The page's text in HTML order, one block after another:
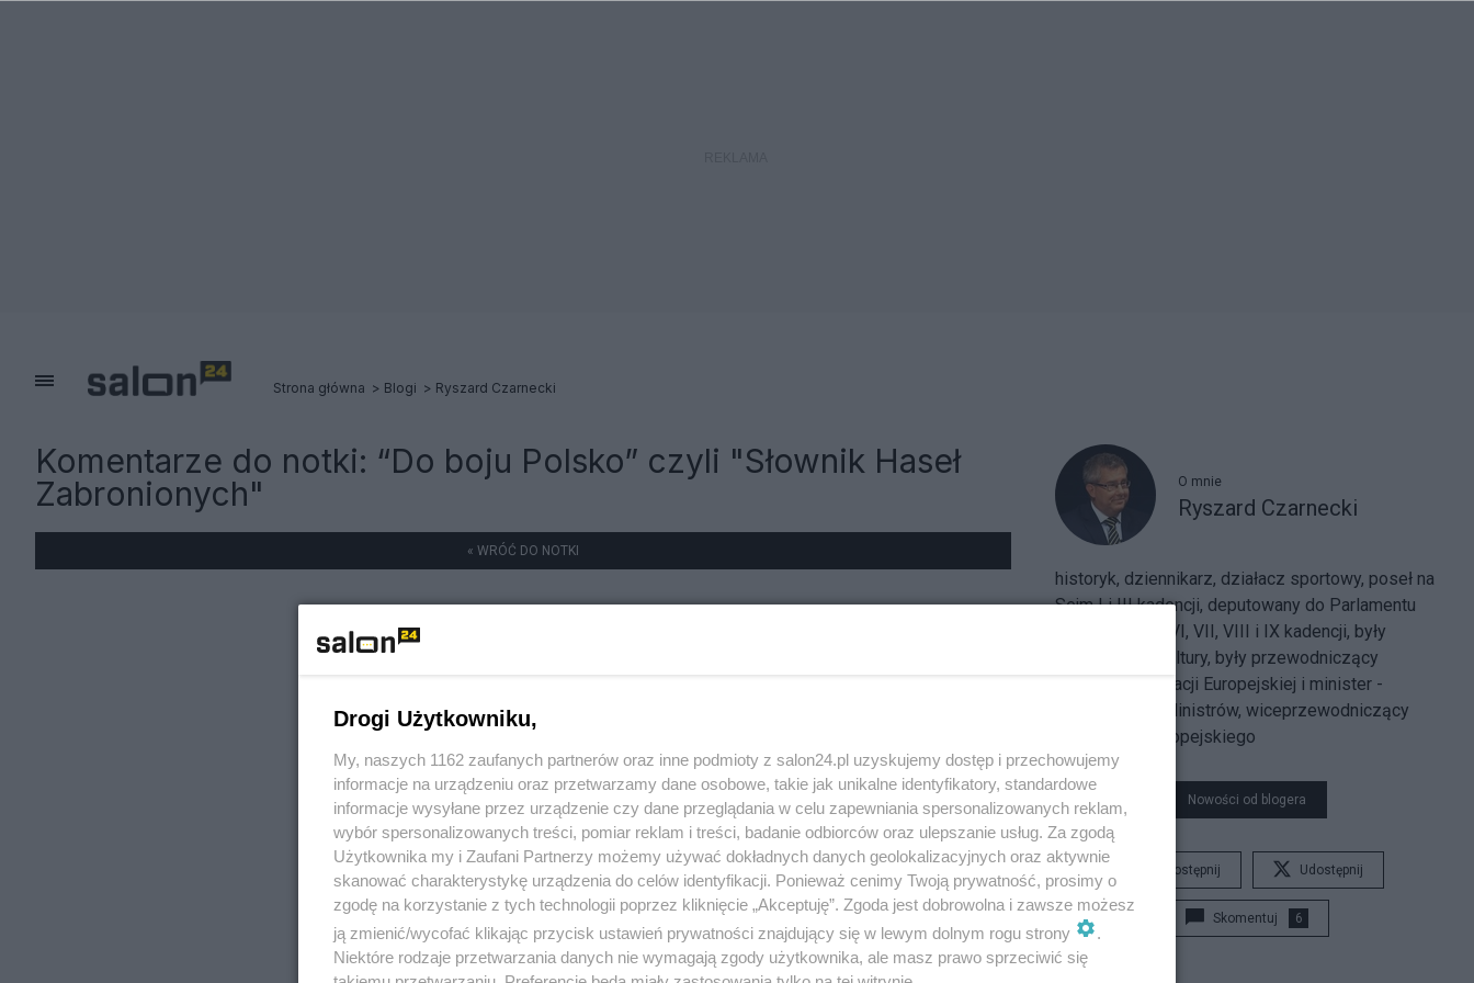
Strona główna Blogi Ryszard Czarnecki
Komentarze do notki: “Do boju Polsko” czyli "Słownik Haseł
Zabronionych"
« WRÓĆ DO NOTKI
O mnie
Ryszard Czarnecki
historyk, dziennikarz, działacz sportowy, poseł na
Sejm I i III kadencji, deputowany do Parlamentu
Europejskiego VI, VII, VIII i IX kadencji, były
wiceminister kultury, były przewodniczący
Komitetu Integracji Europejskiej i minister -
członek Rady Ministrów, wiceprzewodniczący
Parlamentu Europejskiego
Nowości od blogera
Udostępnij Udostępnij
Skomentuj 6
Drogi Użytkowniku,
My, naszych 1162 zaufanych partnerów oraz inne podmioty z salon24.pl uzyskujemy dostęp i przechowujemy
informacje na urządzeniu oraz przetwarzamy dane osobowe, takie jak unikalne identyfikatory, standardowe
informacje wysyłane przez urządzenie czy dane przeglądania w celu zapewniania spersonalizowanych reklam,
wybór spersonalizowanych treści, pomiar reklam i treści, badanie odbiorców oraz ulepszanie usług. Za zgodą
Użytkownika my i Zaufani Partnerzy możemy używać dokładnych danych geolokalizacyjnych oraz aktywnie
skanować charakterystykę urządzenia do celów identyfikacji. Ponieważ cenimy Twoją prywatność, prosimy o
zgodę na korzystanie z tych technologii poprzez kliknięcie „Akceptuję”. Zgoda jest dobrowolna i zawsze możesz
ją zmienić/wycofać klikając przycisk ustawień prywatności znajdujący się w lewym dolnym rogu strony
.
Niektóre rodzaje przetwarzania danych nie wymagają zgody użytkownika, ale masz prawo sprzeciwić się